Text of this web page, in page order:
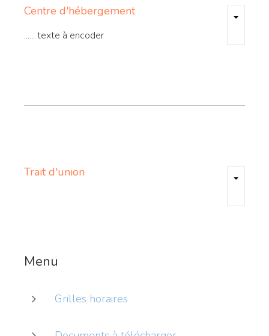
Centre d'hébergement
...... texte à encoder
Trait d'union
Menu
Grilles horaires